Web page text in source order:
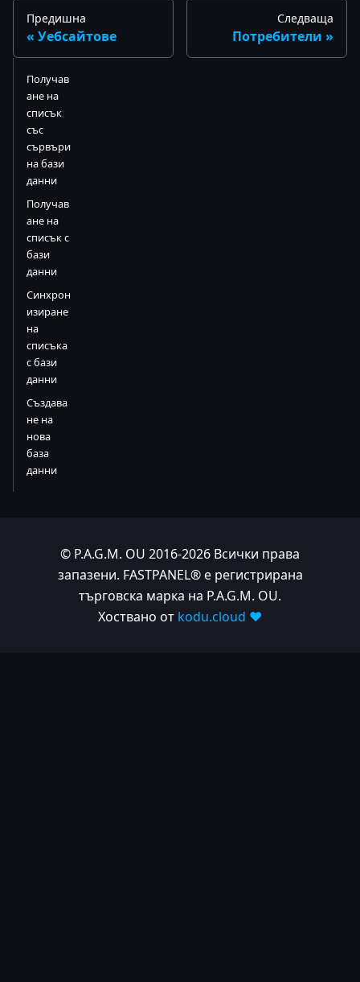
Предишна
Уебсайтове
Следваща
Потребители
Получав
ане на
списък
със
сървъри
на бази
данни
Получав
ане на
списък с
бази
данни
Синхрон
изиране
на
списъка
с бази
данни
Създава
не на
нова
база
данни
© P.A.G.M. OU 2016-2026 Всички права
запазени. FASTPANEL® е регистрирана
търговска марка на P.A.G.M. OU.
Хоствано от kodu.cloud ❤️